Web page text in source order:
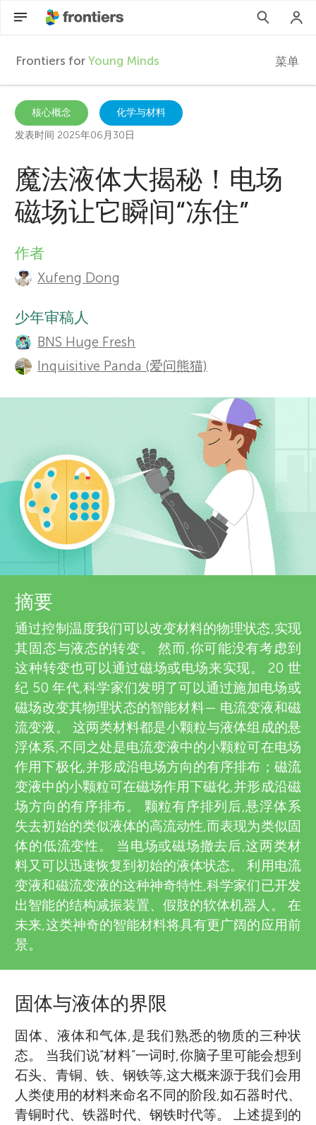
F
r
n
i
e
r
s
o
o
u
n
g
M
i
n
d
s
Frontiers for Young Minds 菜单
参与进来
核心概念
化学与材料
发表时间 2025年06月30日
魔法液体大揭秘！电场
磁场让它瞬间“冻住”
A
u
t
h
o
n
d
e
v
i
e
w
e
r
s
作者
Xufeng Dong
少年审稿人
BNS Huge Fresh
Inquisitive Panda (爱问熊猫)
摘要
通过控制温度我们可以改变材料的物理状态,实现
其固态与液态的转变。 然而,你可能没有考虑到
这种转变也可以通过磁场或电场来实现。 20 世
纪 50 年代,科学家们发明了可以通过施加电场或
磁场改变其物理状态的智能材料— 电流变液和磁
流变液。 这两类材料都是小颗粒与液体组成的悬
浮体系,不同之处是电流变液中的小颗粒可在电场
作用下极化,并形成沿电场方向的有序排布；磁流
变液中的小颗粒可在磁场作用下磁化,并形成沿磁
场方向的有序排布。 颗粒有序排列后,悬浮体系
失去初始的类似液体的高流动性,而表现为类似固
体的低流变性。 当电场或磁场撤去后,这两类材
料又可以迅速恢复到初始的液体状态。 利用电流
变液和磁流变液的这种神奇特性,科学家们已开发
出智能的结构减振装置、假肢的软体机器人。 在
未来,这类神奇的智能材料将具有更广阔的应用前
景。
固体与液体的界限
固体、液体和气体,是我们熟悉的物质的三种状
态。 当我们说“材料”一词时,你脑子里可能会想到
石头、青铜、铁、钢铁等,这大概来源于我们会用
人类使用的材料来命名不同的阶段,如石器时代、
青铜时代、铁器时代、钢铁时代等。 上述提到的